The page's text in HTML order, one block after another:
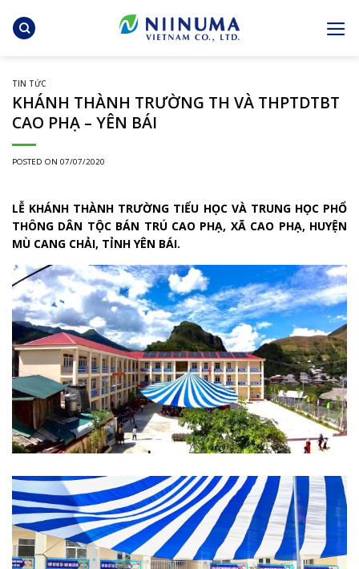
content
TIN TỨC
KHÁNH THÀNH TRƯỜNG TH VÀ THPTDTBT
CAO PHẠ – YÊN BÁI
POSTED ON 07/07/2020
LỄ KHÁNH THÀNH TRƯỜNG TIỂU HỌC VÀ TRUNG HỌC PHỔ
THÔNG DÂN TỘC BÁN TRÚ CAO PHẠ, XÃ CAO PHẠ, HUYỆN
MÙ CANG CHẢI, TỈNH YÊN BÁI.